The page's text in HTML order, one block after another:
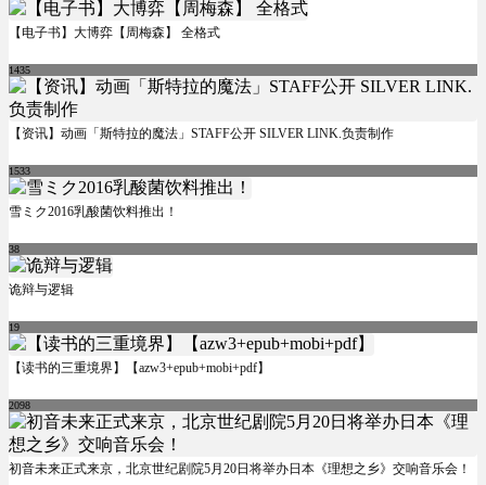
【电子书】大博弈【周梅森】 全格式
1435
【资讯】动画「斯特拉的魔法」STAFF公开 SILVER LINK.负责制作
1533
雪ミク2016乳酸菌饮料推出！
38
诡辩与逻辑
19
【读书的三重境界】【azw3+epub+mobi+pdf】
2098
初音未来正式来京，北京世纪剧院5月20日将举办日本《理想之乡》交响音乐会！